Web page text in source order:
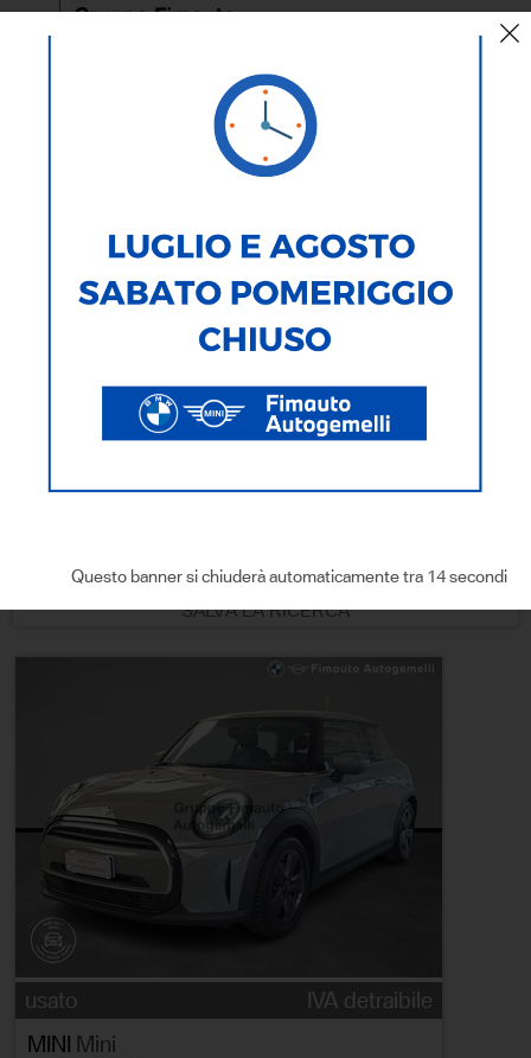
Questo banner si chiuderà automaticamente tra 13 secondi
AUTO
MOTO
TIPOLOGIA MARCA
ALIMENTAZIONE
CARROZZERIA
Ricerca testuale
Ricerca avanzata
SALVA LA RICERCA
usato
IVA detraibile
MINI
Mini